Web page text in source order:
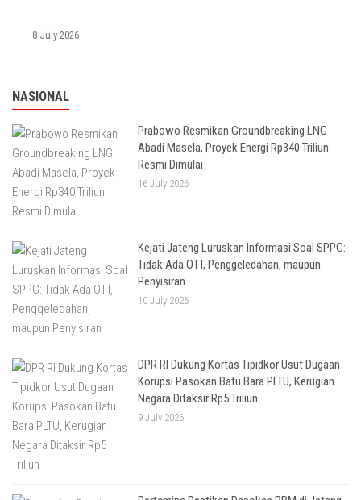
8 July 2026
NASIONAL
Prabowo Resmikan Groundbreaking LNG
Abadi Masela, Proyek Energi Rp340 Triliun
Resmi Dimulai
16 July 2026
Kejati Jateng Luruskan Informasi Soal SPPG:
Tidak Ada OTT, Penggeledahan, maupun
Penyisiran
10 July 2026
DPR RI Dukung Kortas Tipidkor Usut Dugaan
Korupsi Pasokan Batu Bara PLTU, Kerugian
Negara Ditaksir Rp5 Triliun
9 July 2026